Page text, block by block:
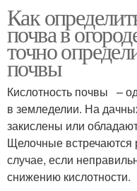
Как
почва в
точно
почвы
Кислотность почвы –
в земледелии. На
закислены или
Щелочные встречаются
случае, если
снижению кислотности.